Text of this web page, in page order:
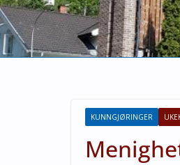
KUNNGJØRINGER